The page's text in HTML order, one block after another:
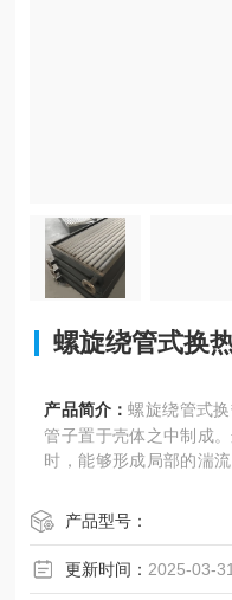
螺旋绕管式换
产品简介：螺旋绕管式
管子置于壳体之中制成
时，能够形成局部的湍
流体从上向下通过螺旋
上通过壳程，两股流体
效果
产品型号：
更新时间： 2025-03-31